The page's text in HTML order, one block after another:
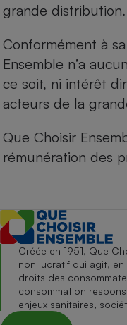
grande distribution.
Conformément à
Ensemble n’a
ce soit, ni intérêt
acteurs de la
Que Choisir
rémunération des
Créée en 1951, Que
non lucratif qui agit,
droits des
consommation
enjeux sanitaires,